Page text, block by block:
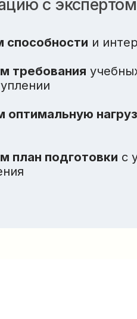
и интересы
учебных
нагрузкуи
подготовкис